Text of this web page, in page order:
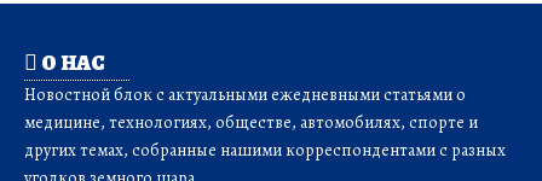
О НАС
Новостной блок с актуальными ежедневными статьями о
медицине, технологиях, обществе, автомобилях, спорте и
других темах, собранные нашими корреспондентами с разных